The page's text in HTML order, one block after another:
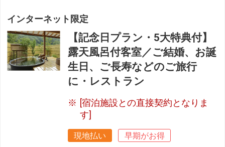
インターネット限定
【記念日プラン・5大特典付】
露天風呂付客室／ご結婚、お誕
生日、ご長寿などのご旅行
に・レストラン
[宿泊施設との直接契約となりま
す]
現地払い 早期がお得